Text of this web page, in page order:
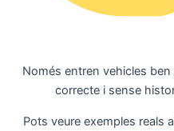
Només entren vehicles
correcte i sense
Pots veure exemples reals